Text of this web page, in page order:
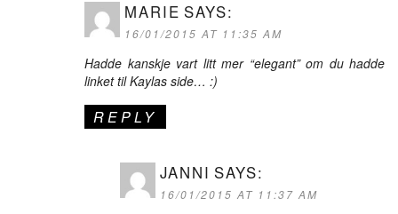
MARIE SAYS:
16/01/2015 AT 11:35 AM
Hadde kanskje vart litt mer “elegant” om du hadde
linket til Kaylas side… :)
REPLY
JANNI SAYS:
16/01/2015 AT 11:37 AM